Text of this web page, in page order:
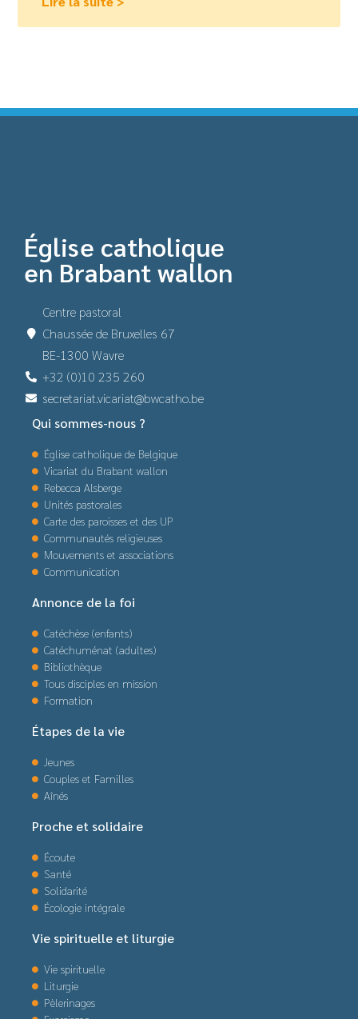
Église catholique
en Brabant wallon
Centre pastoral
Chaussée de Bruxelles 67
BE-1300 Wavre
+32 (0)10 235 260
secretariat.vicariat@bwcatho.be
Qui sommes-nous ?
Église catholique de Belgique
Vicariat du Brabant wallon
Rebecca Alsberge
Unités pastorales
Carte des paroisses et des UP
Communautés religieuses
Mouvements et associations
Communication
Annonce de la foi
Catéchèse (enfants)
Catéchuménat (adultes)
Bibliothèque
Tous disciples en mission
Formation
Étapes de la vie
Jeunes
Couples et Familles
Aînés
Proche et solidaire
Écoute
Santé
Solidarité
Écologie intégrale
Vie spirituelle et liturgie
Vie spirituelle
Liturgie
Pèlerinages